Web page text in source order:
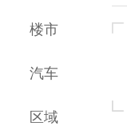
楼市
汽车
区域